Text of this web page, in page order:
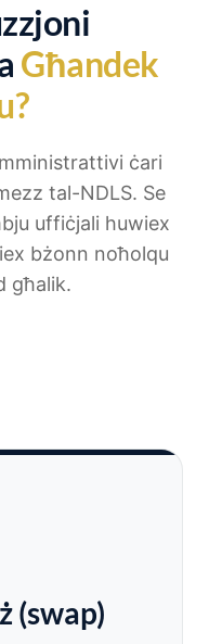
Għandek
ċari
tal-NDLS. Se
uffiċjali huwiex
bżonn noħolqu
għalik.
(swap)